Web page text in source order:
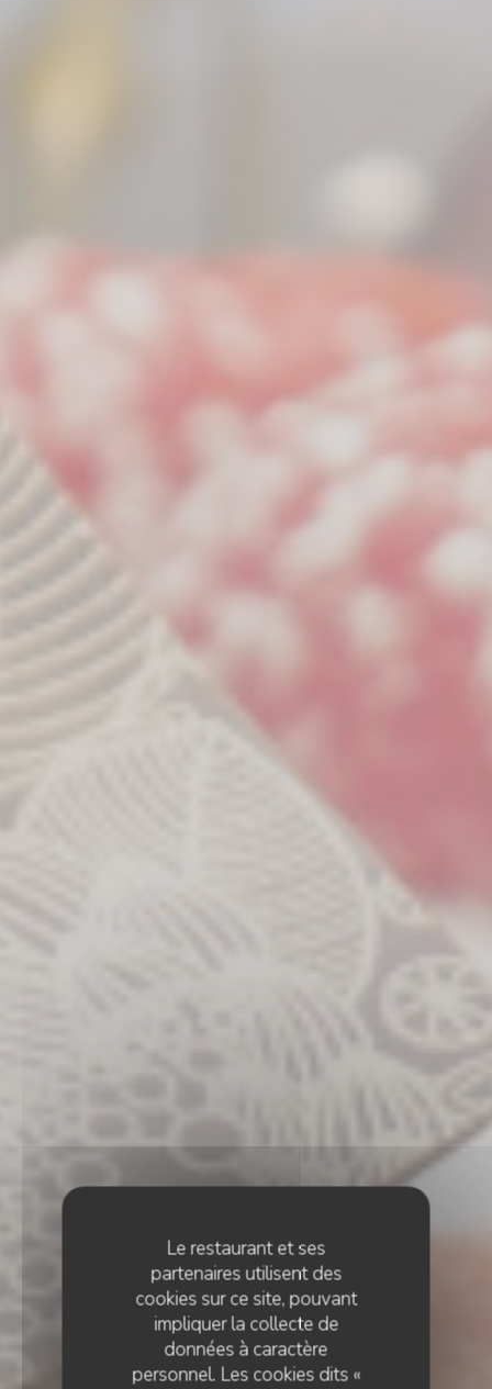
Le restaurant et ses
partenaires utilisent des
cookies sur ce site, pouvant
impliquer la collecte de
données à caractère
personnel. Les cookies dits «